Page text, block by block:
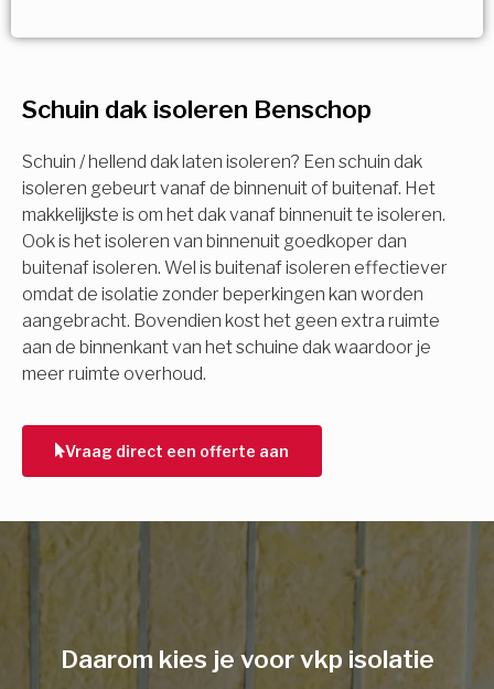
Schuin dak isoleren Benschop
Schuin / hellend dak laten isoleren? Een schuin dak
isoleren gebeurt vanaf de binnenuit of buitenaf. Het
makkelijkste is om het dak vanaf binnenuit te isoleren.
Ook is het isoleren van binnenuit goedkoper dan
buitenaf isoleren. Wel is buitenaf isoleren effectiever
omdat de isolatie zonder beperkingen kan worden
aangebracht. Bovendien kost het geen extra ruimte
aan de binnenkant van het schuine dak waardoor je
meer ruimte overhoud.
Vraag direct een offerte aan
Meerdere keuzes mogelijk
Isolatiemaatregel
Spouwisolatie
Vloerisolatie
Dakisolatie
Gevelisolatie
Vorige Volgende
subsidie!
Vul uw gegevens in en ontvang nu direct uw
berekening per mail.
Voornaam
Telefoonnummer
Daarom kies je voor vkp isolatie